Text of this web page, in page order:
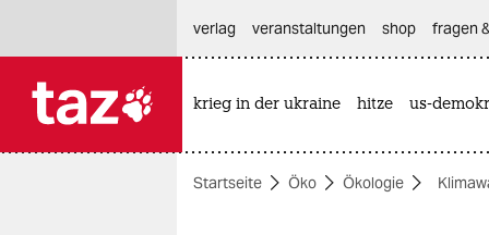
themen
verlag
veranstaltungen shop fragen
krieg in der ukraine hitze us-
Startseite Öko Ökologie